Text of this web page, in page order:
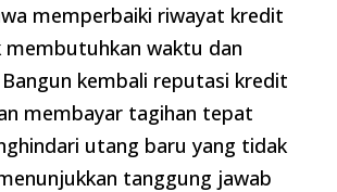
memperbaiki riwayat kredit
membutuhkan waktu dan
kembali reputasi kredit
membayar tagihan tepat
utang baru yang tidak
tanggung jawab